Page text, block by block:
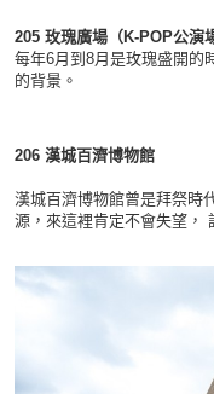
205 玫瑰廣場（ K-POP公演
每年6月到8月是玫瑰盛開的
的背景。
206 漢城百濟博物館
漢城百濟博物館曾是拜祭時
源，來這裡肯定不會失望，